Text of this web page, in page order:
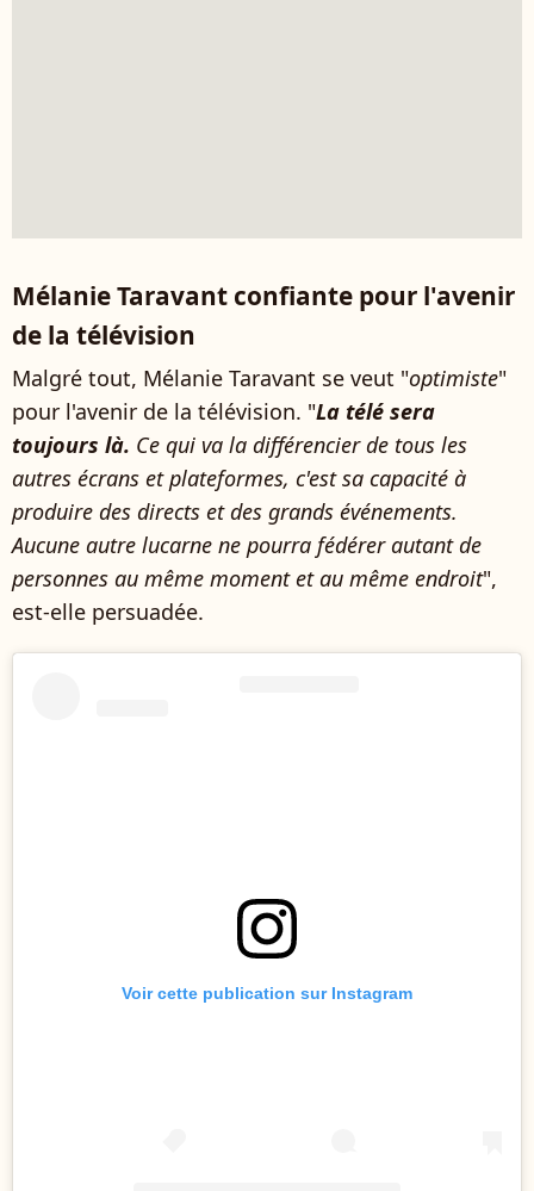
Mélanie Taravant confiante pour l'avenir
de la télévision
Malgré tout, Mélanie Taravant se veut "optimiste"
pour l'avenir de la télévision. "La télé sera
toujours là. Ce qui va la différencier de tous les
autres écrans et plateformes, c'est sa capacité à
produire des directs et des grands événements.
Aucune autre lucarne ne pourra fédérer autant de
personnes au même moment et au même endroit",
est-elle persuadée.
Voir cette publication sur Instagram